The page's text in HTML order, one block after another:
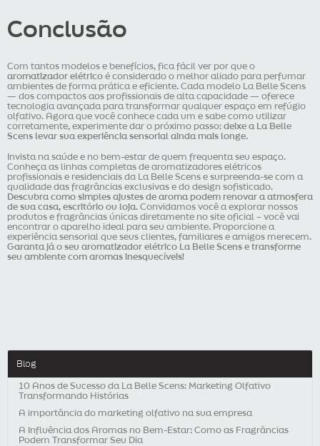
Conclusão
Com tantos modelos e benefícios, fica fácil ver por que o
aromatizador elétrico é considerado o melhor aliado para perfumar
ambientes de forma prática e eficiente. Cada modelo La Belle Scens
— dos compactos aos profissionais de alta capacidade — oferece
tecnologia avançada para transformar qualquer espaço em refúgio
olfativo. Agora que você conhece cada um e sabe como utilizar
corretamente, experimente dar o próximo passo: deixe a La Belle
Scens levar sua experiência sensorial ainda mais longe.
Invista na saúde e no bem-estar de quem frequenta seu espaço.
Conheça as linhas completas de aromatizadores elétricos
profissionais e residenciais da La Belle Scens e surpreenda-se com a
qualidade das fragrâncias exclusivas e do design sofisticado.
Descubra como simples ajustes de aroma podem renovar a atmosfera
de sua casa, escritório ou loja. Convidamos você a explorar nossos
produtos e fragrâncias únicas diretamente no site oficial – você vai
encontrar o aparelho ideal para seu ambiente. Proporcione a
experiência sensorial que seus clientes, familiares e amigos merecem.
Garanta já o seu aromatizador elétrico La Belle Scens e transforme
seu ambiente com aromas inesquecíveis!
Blog
10 Anos de Sucesso da La Belle Scens: Marketing Olfativo
Transformando Histórias
A importância do marketing olfativo na sua empresa
A Influência dos Aromas no Bem-Estar: Como as Fragrâncias
Podem Transformar Seu Dia